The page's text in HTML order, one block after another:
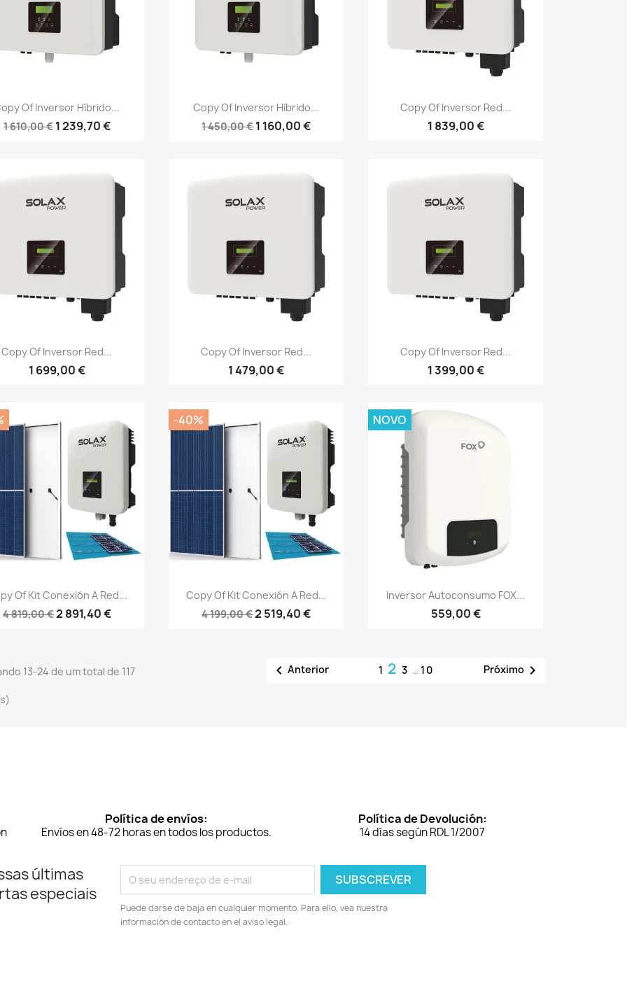
Vista rápida
Of Inversor Híbrido...
1 610,00 € 1 239,70 €
Vista rápida
Copy Of Inversor Híbrido...
1 450,00 €1 160,00 €
Vista rápida
Copy Of Inversor Red...
1 839,00 €
Vista rápida
Copy Of Inversor Red...
1 699,00 €
Vista rápida
Copy Of Inversor Red...
1 479,00 €
Vista rápida
Copy Of Inversor Red...
1 399,00 €
Vista rápida
Of Kit Conexión A Red...
4 819,00 €2 891,40 €
Vista rápida
Copy Of Kit Conexión A Red...
4 199,00 €2 519,40 €
-40%
Vista rápida
Inversor Autoconsumo FOX...
559,00 €
NOVO
13-24 de um total de 117 Anterior 1 23 … 10 Próximo
Política de envíos:
Envíos en 48-72 horas en todos los productos.
Política de Devolución:
14 días según RDL 1/2007
últimas
especiais
Puede darse de baja en cualquier momento. Para ello, vea nuestra
información de contacto en el aviso legal.